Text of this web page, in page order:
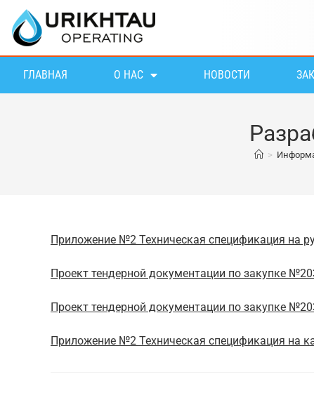
ГЛАВНАЯ О НАС НОВОСТИ
>
Приложение №2 Техническая спецификация на
Проект тендерной документации по закупке
Проект тендерной документации по закупке
Приложение №2 Техническая спецификация на